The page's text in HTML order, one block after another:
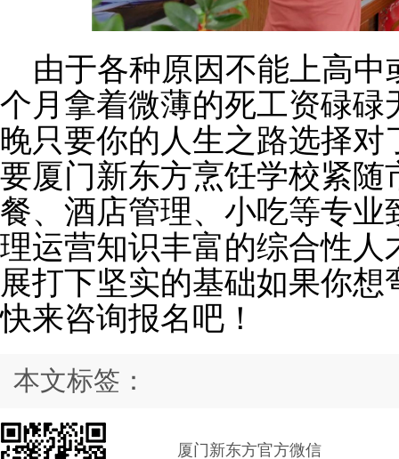
由于各种原因不能上高
个月拿着微薄的死工资碌
晚只要你的人生之路选择
要厦门新东方烹饪学校紧
餐、酒店管理、小吃等专
理运营知识丰富的综合性
展打下坚实的基础如果你想
快来咨询报名吧！
本文标签：
厦门新东方官方微信